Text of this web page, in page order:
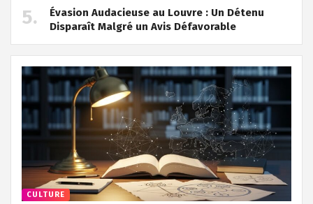
Évasion Audacieuse au Louvre : Un Détenu
Disparaît Malgré un Avis Défavorable
CULTURE